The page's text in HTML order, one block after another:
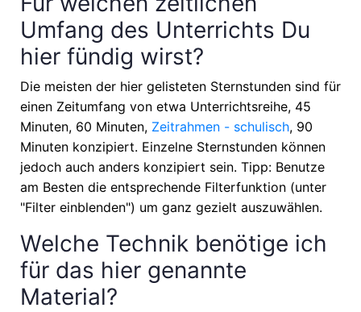
Umfang des Unterrichts Du
hier fündig wirst?
Die meisten der hier gelisteten Sternstunden sind für
einen Zeitumfang von etwa Unterrichtsreihe, 45
Minuten, 60 Minuten, Zeitrahmen - schulisch, 90
Minuten konzipiert. Einzelne Sternstunden können
jedoch auch anders konzipiert sein. Tipp: Benutze
am Besten die entsprechende Filterfunktion (unter
"Filter einblenden") um ganz gezielt auszuwählen.
Welche Technik benötige ich
für das hier genannte
Material?